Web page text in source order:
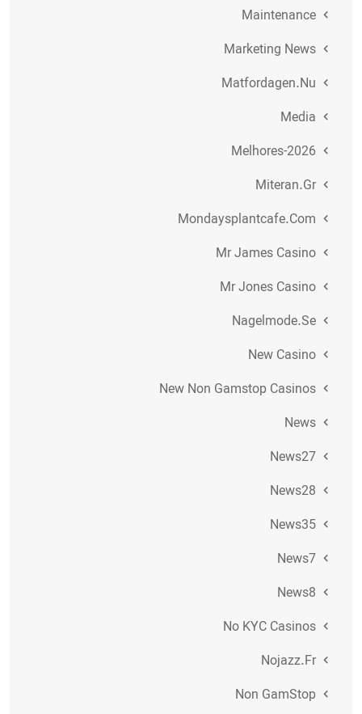
Maintenance
Marketing News
Matfordagen.nu
Media
Melhores-2026
Miteran.gr
Mondaysplantcafe.com
Mr James Casino
Mr Jones Casino
Nagelmode.se
New Casino
New Non Gamstop Casinos
News
News27
News28
News35
News7
News8
No KYC Casinos
Nojazz.fr
Non GamStop